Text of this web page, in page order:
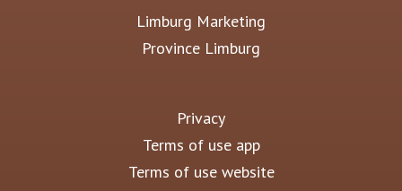
Limburg Marketing
Province Limburg
Privacy
Terms of use app
Terms of use website